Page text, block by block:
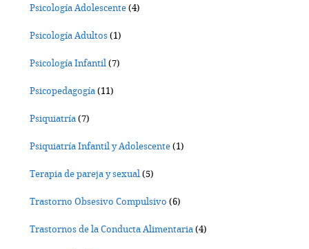
Psicología Adolescente(4)
Psicología Adultos(1)
Psicología Infantil(7)
Psicopedagogía(11)
Psiquiatría(7)
Psiquiatría Infantil y Adolescente(1)
Terapia de pareja y sexual(5)
Trastorno Obsesivo Compulsivo (6)
Trastornos de la Conducta Alimentaria(4)